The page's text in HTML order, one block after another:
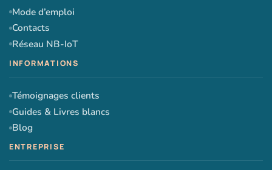
Mode d’emploi
Contacts
Réseau NB-IoT
Témoignages clients
Guides & Livres blancs
Blog